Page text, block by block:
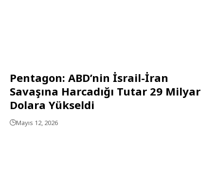
Pentagon: ABD’nin İsrail-İran
Savaşına Harcadığı Tutar 29 Milyar
Dolara Yükseldi
Mayıs 12, 2026